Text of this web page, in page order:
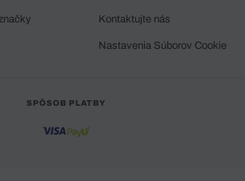
Kontaktujte nás
Nastavenia Súborov Cookie
SPÔSOB PLATBY